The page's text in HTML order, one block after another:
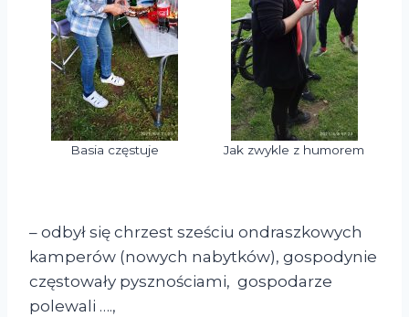
Basia częstuje Jak zwykle z humorem
– odbył się chrzest sześciu ondraszkowych
kamperów (nowych nabytków), gospodynie
częstowały pysznościami, gospodarze
polewali ….,